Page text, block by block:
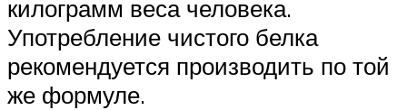
килограмм веса человека.
Употребление чистого белка
рекомендуется производить по той
же формуле.